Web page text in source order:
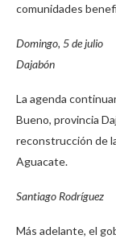
comunidades
Domingo, 5 de julio
Dajabón
La agenda
Bueno, provincia
reconstrucción de
Aguacate.
Santiago Rodríguez
Más adelante, el